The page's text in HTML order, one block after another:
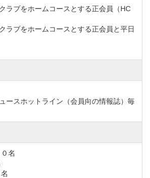
ラブをホームコースとする正会員（HC
ラブをホームコースとする正会員と平日
スホットライン（会員向の情報誌）毎
名